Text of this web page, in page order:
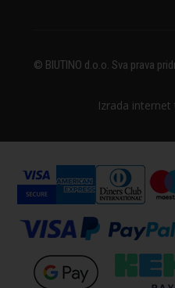
© BIUTINO d.o.o. Sva prava
Izrada internet